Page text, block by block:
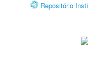
Repositório